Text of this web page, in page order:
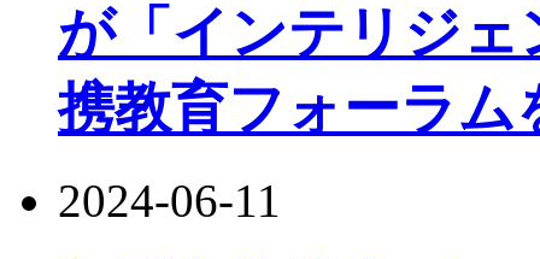
が「インテリジェ
携教育フォーラム
2024-06-11